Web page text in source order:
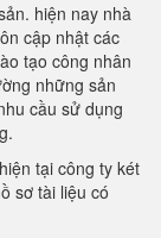
hiện nay nhà
cập nhật các
tạo công nhân
những sản
cầu sử dụng
tại công ty két
sơ tài liệu có